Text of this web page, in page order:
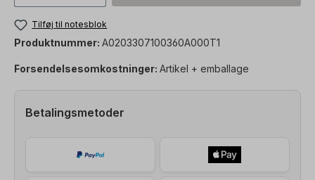
Tilføj til notesblok
Produktnummer: A0203307100360A000T1
Forsendelsesomkostninger: Artikel + emballage
Betalingsmetoder